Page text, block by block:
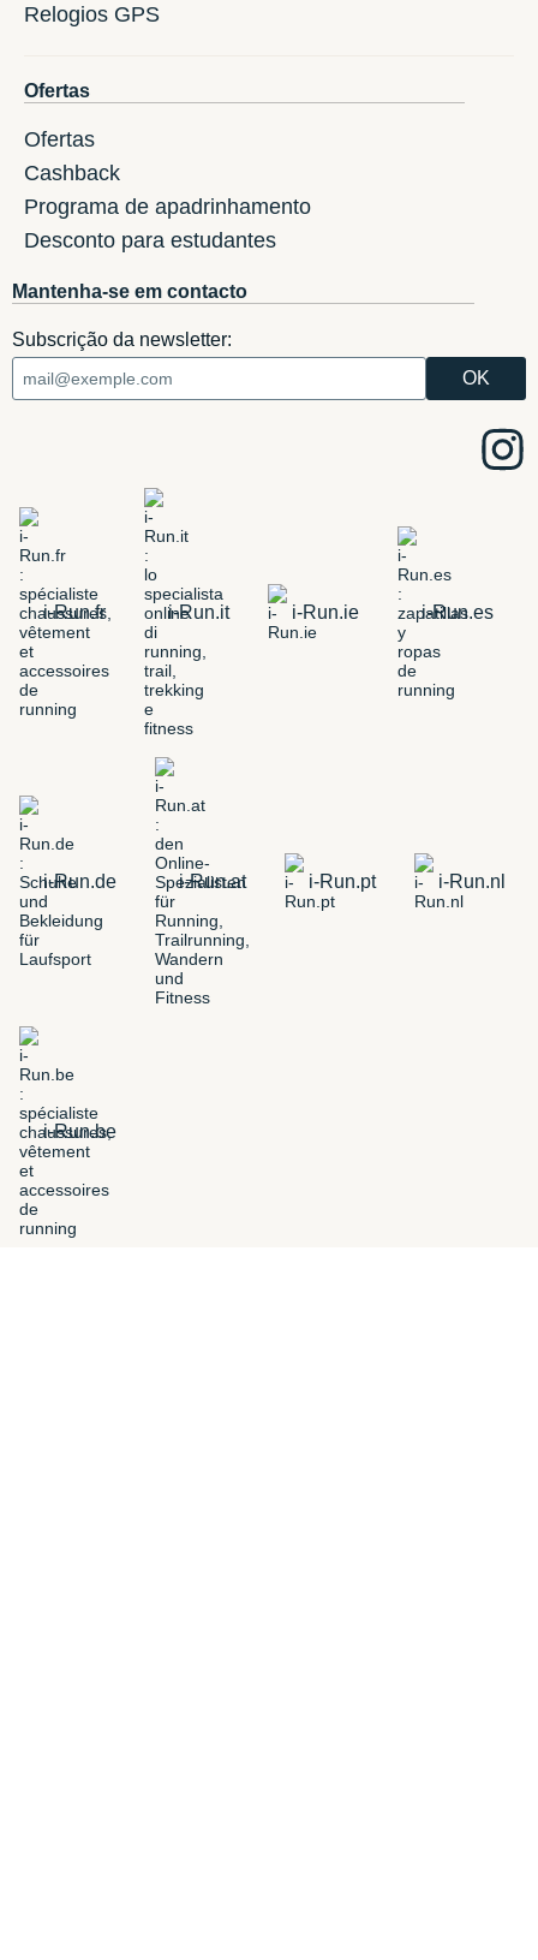
Relogios GPS
Ofertas
Ofertas
Cashback
Programa de apadrinhamento
Desconto para estudantes
Mantenha-se em contacto
Subscrição da newsletter:
i-Run.fr i-Run.it i-Run.ie i-Run.es
i-Run.de i-Run.at i-Run.pt i-Run.nl
i-Run.be